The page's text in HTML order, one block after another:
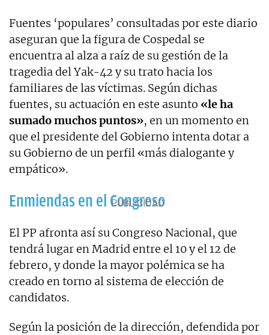
Fuentes ‘populares’ consultadas por este diario
aseguran que la figura de Cospedal se
encuentra al alza a raíz de su gestión de la
tragedia del Yak-42 y su trato hacia los
familiares de las víctimas. Según dichas
fuentes, su actuación en este asunto «le ha
sumado muchos puntos», en un momento en
que el presidente del Gobierno intenta dotar a
su Gobierno de un perfil «más dialogante y
empático».
Enmiendas en el Congreso
El PP afronta así su Congreso Nacional, que
tendrá lugar en Madrid entre el 10 y el 12 de
febrero, y donde la mayor polémica se ha
creado en torno al sistema de elección de
candidatos.
Según la posición de la dirección, defendida por